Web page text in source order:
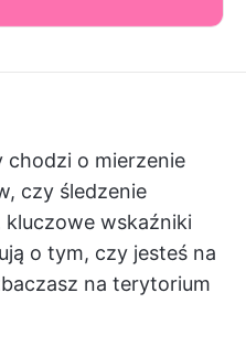
chodzi o mierzenie
czy śledzenie
wskaźniki
o tym, czy jesteś na
na terytorium